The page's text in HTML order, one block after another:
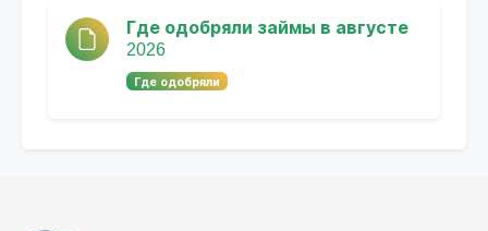
Где одобряли займы в августе
2026
Где одобряли